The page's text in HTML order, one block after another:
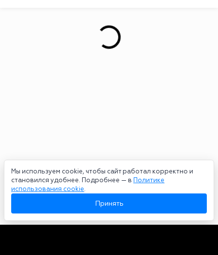
Мы используем cookie, чтобы сайт работал корректно и
становился удобнее. Подробнее — в Политике
использования cookie.
Принять